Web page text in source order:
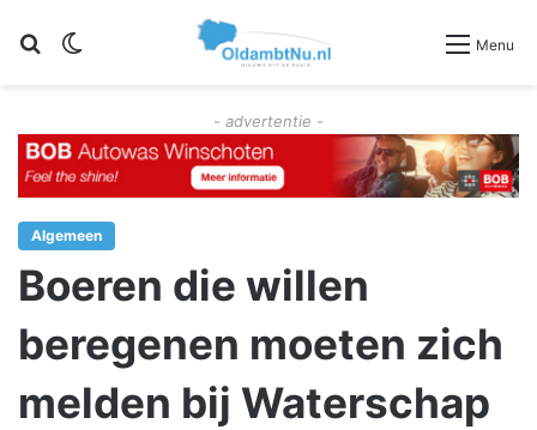
Zoeken Menu
- advertentie -
Algemeen
Boeren die willen
beregenen moeten zich
melden bij Waterschap